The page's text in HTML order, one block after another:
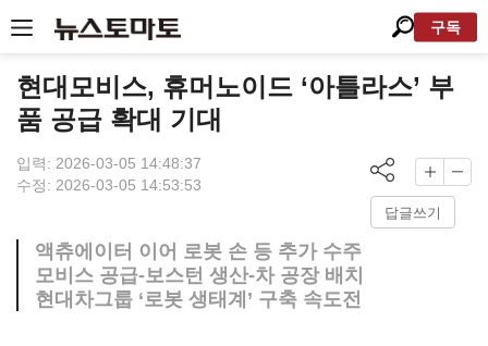
구독
현대모비스, 휴머노이드 ‘아틀라스’ 부
품 공급 확대 기대
입력: 2026-03-05 14:48:37
수정: 2026-03-05 14:53:53
답글쓰기
액츄에이터 이어 로봇 손 등 추가 수주
모비스 공급-보스턴 생산-차 공장 배치
현대차그룹 ‘로봇 생태계’ 구축 속도전